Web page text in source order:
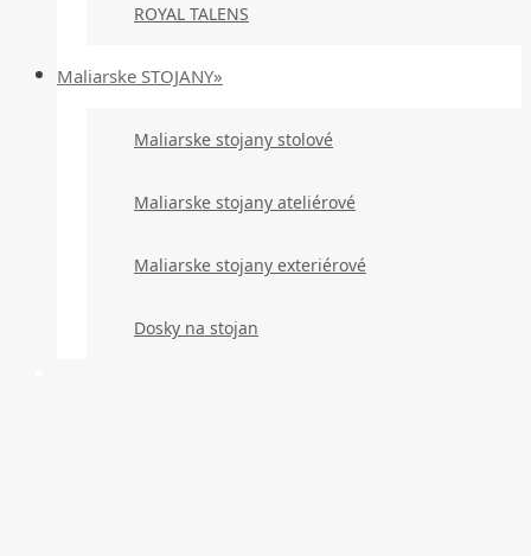
ROYAL TALENS
Maliarske STOJANY»
Maliarske stojany stolové
Maliarske stojany ateliérové
Maliarske stojany exteriérové
Dosky na stojan